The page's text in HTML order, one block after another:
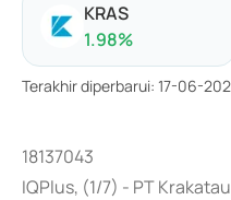
KRAS
1.98%
Terakhir diperbarui: 17-06-
18137043
IQPlus, (1/7) - PT